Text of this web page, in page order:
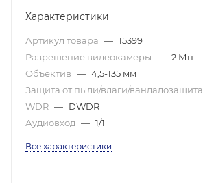
Характеристики
Артикул товара — 15399
Разрешение видеокамеры — 2 Мп
Объектив — 4,5-135 мм
Защита от пыли/влаги/вандалозащита
WDR — DWDR
Аудиовход — 1/1
Все характеристики